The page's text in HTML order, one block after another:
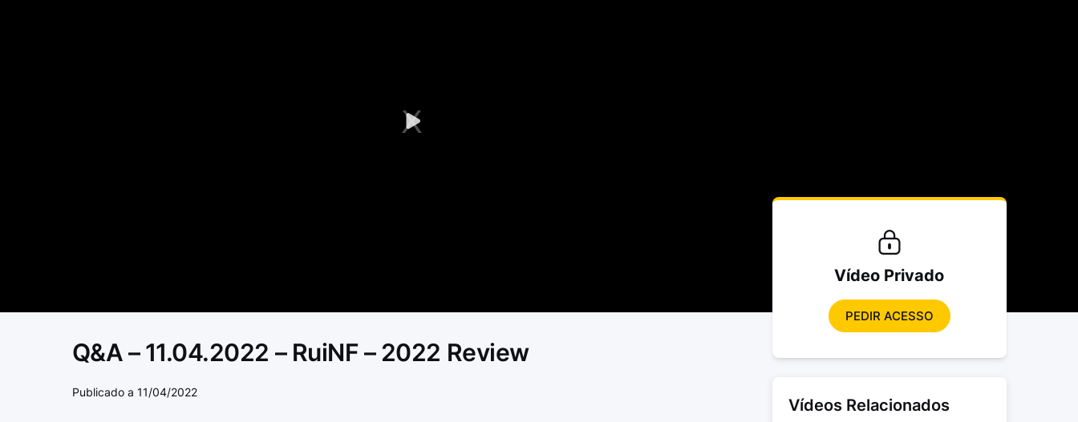
Play
Q&A – 11.04.2022 – RuiNF – 2022 Review
Publicado a 11/04/2022
Vídeo Privado
PEDIR ACESSO
Vídeos Relacionados